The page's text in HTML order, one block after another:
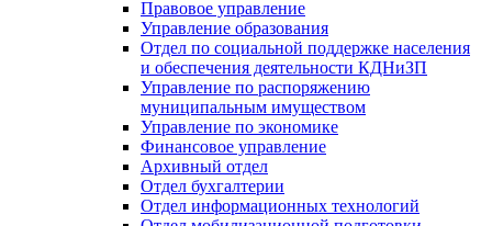
Правовое управление
Управление образования
Отдел по социальной поддержке населения
и обеспечения деятельности КДНиЗП
Управление по распоряжению
муниципальным имуществом
Управление по экономике
Финансовое управление
Архивный отдел
Отдел бухгалтерии
Отдел информационных технологий